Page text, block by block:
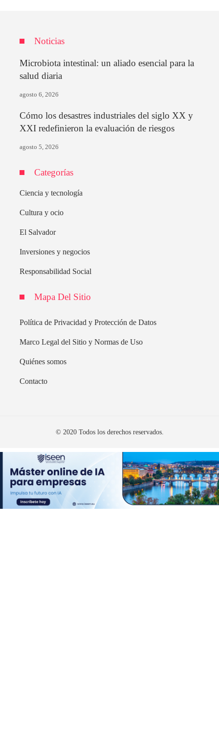
Noticias
Microbiota intestinal: un aliado esencial para la
salud diaria
agosto 6, 2026
Cómo los desastres industriales del siglo XX y
XXI redefinieron la evaluación de riesgos
agosto 5, 2026
Categorías
Ciencia y tecnología
Cultura y ocio
El Salvador
Inversiones y negocios
Responsabilidad Social
Mapa Del Sitio
Política de Privacidad y Protección de Datos
Marco Legal del Sitio y Normas de Uso
Quiénes somos
Contacto
© 2020 Todos los derechos reservados.